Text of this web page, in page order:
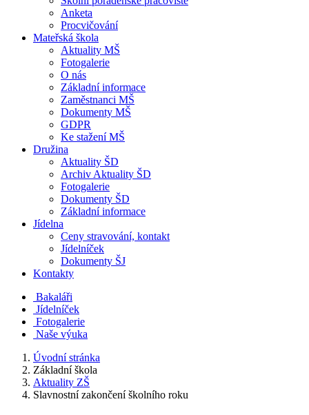
Anketa
Procvičování
Mateřská škola
Aktuality MŠ
Fotogalerie
O nás
Základní informace
Zaměstnanci MŠ
Dokumenty MŠ
GDPR
Ke stažení MŠ
Družina
Aktuality ŠD
Archiv Aktuality ŠD
Fotogalerie
Dokumenty ŠD
Základní informace
Jídelna
Ceny stravování, kontakt
Jídelníček
Dokumenty ŠJ
Kontakty
Bakaláři
Jídelníček
Fotogalerie
Naše výuka
Úvodní stránka
Základní škola
Aktuality ZŠ
Slavnostní zakončení školního roku